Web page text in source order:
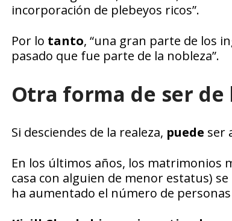
incorporación de plebeyos ricos”.
Por lo tanto, “una gran parte de los
pasado que fue parte de la nobleza”.
Otra forma de ser de
Si desciendes de la realeza, puede ser
En los últimos años, los matrimonios
casa con alguien de menor estatus)
ha aumentado el número de